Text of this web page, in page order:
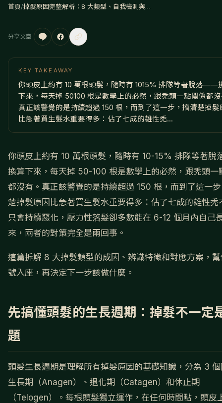
首頁/ 掉髮原因完整解析：8 大類型、自我檢測與對應解決方案
分享文章
KEY TAKEAWAY
你頭皮上約有 10 萬根頭髮，隨時有 1015% 排隊等著脫落——
下來，每天掉 50100 根是數學上的必然，跟禿頭一點關係都
真正該警覺的是持續超過 150 根，而到了這一步，搞清楚掉髮
比急著買生髮水重要得多：佔了七成的雄性禿...
你頭皮上約有 10 萬根頭髮，隨時有 10-15% 排隊等著
換算下來，每天掉 50-100 根是數學上的必然，跟禿頭一
都沒有。真正該警覺的是持續超過 150 根，而到了這一
楚掉髮原因比急著買生髮水重要得多：佔了七成的雄性禿
只會持續惡化，壓力性落髮卻多數能在 6-12 個月內自己
來，兩者的對策完全是兩回事。
這篇拆解 8 大掉髮類型的成因、辨識特徵和對應方案，
號入座，再決定下一步該做什麼。
先搞懂頭髮的生長週期：掉髮不一定
題
頭髮生長週期是理解所有掉髮原因的基礎知識，分為 3
生長期（Anagen）、退化期（Catagen）和休止期
（Telogen）。每根頭髮獨立運作，在任何時間點，頭皮